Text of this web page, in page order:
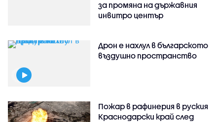
за промяна на държавния
инвитро център
Дрон е нахлул в българското
въздушно пространство
Пожар в рафинерия в руския
Краснодарски край след